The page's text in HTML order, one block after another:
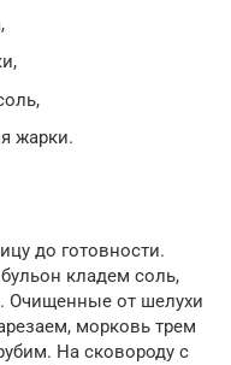
жарки.
до готовности.
кладем соль,
Очищенные от шелухи
морковь трем
На сковороду с